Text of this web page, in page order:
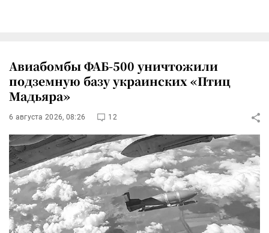
Авиабомбы ФАБ-500 уничтожили
подземную базу украинских «Птиц
Мадьяра»
6 августа 2026, 08:26 12